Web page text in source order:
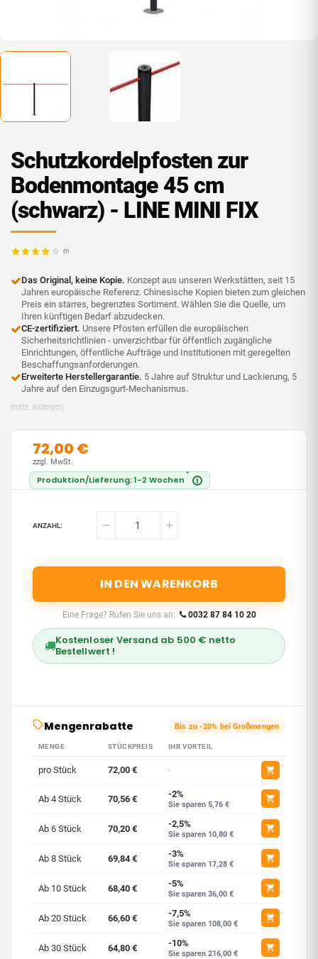
Schutzkordelpfosten zur
Bodenmontage 45 cm
(schwarz) - LINE MINI FIX
(9)
Das Original, keine Kopie. Konzept aus unseren Werkstätten, seit 15
Jahren europäische Referenz. Chinesische Kopien bieten zum gleichen
Preis ein starres, begrenztes Sortiment. Wählen Sie die Quelle, um
Ihren künftigen Bedarf abzudecken.
CE-zertifiziert. Unsere Pfosten erfüllen die europäischen
Sicherheitsrichtlinien - unverzichtbar für öffentlich zugängliche
Einrichtungen, öffentliche Aufträge und Institutionen mit geregelten
Beschaffungsanforderungen.
Erweiterte Herstellergarantie. 5 Jahre auf Struktur und Lackierung, 5
Jahre auf den Einzugsgurt-Mechanismus.
mehr anzeigen
72,00 €
Produktion/Lieferung: 1-2 Wochen *
i
zzgl. MwSt.
ANZAHL:
IN DEN WARENKORB
Eine Frage? Rufen Sie uns an: 0032 87 84 10 20
Kostenloser Versand ab 500 € netto
Bestellwert !
Mengenrabatte Bis zu -20% bei Großmengen
MENGE STÜCKPREIS IHR VORTEIL
pro Stück 72,00 € -
Ab 4 Stück 70,56 € -2%
Sie sparen 5,76 €
Ab 6 Stück 70,20 € -2,5%
Sie sparen 10,80 €
Ab 8 Stück 69,84 € -3%
Sie sparen 17,28 €
Ab 10 Stück 68,40 € -5%
Sie sparen 36,00 €
Ab 20 Stück 66,60 € -7,5%
Sie sparen 108,00 €
Ab 30 Stück 64,80 € -10%
Sie sparen 216,00 €